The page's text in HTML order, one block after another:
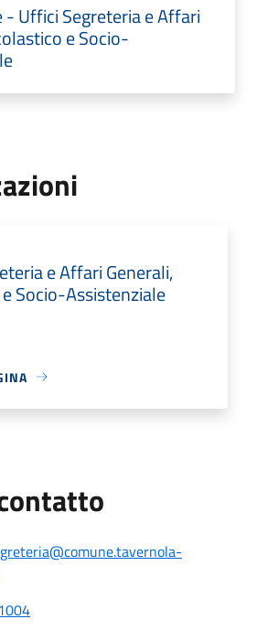
Uffici Segreteria e Affari
e Socio-
e Affari Generali,
Socio-Assistenziale